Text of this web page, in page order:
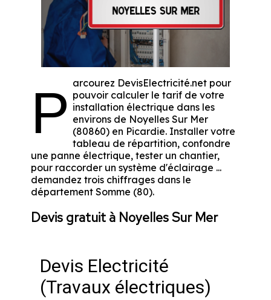
P arcourez DevisElectricité.net pour
pouvoir calculer le tarif de votre
installation électrique dans les
environs de Noyelles Sur Mer
(80860) en Picardie. Installer votre
tableau de répartition, confondre
une panne électrique, tester un chantier,
pour raccorder un système d'éclairage ...
demandez trois chiffrages dans le
département Somme (80).
Devis gratuit à Noyelles Sur Mer
Devis Electricité
(Travaux électriques)